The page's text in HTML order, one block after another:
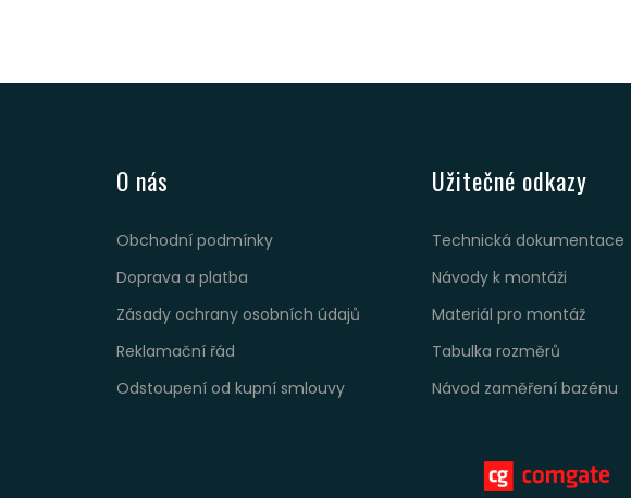
O nás
Obchodní podmínky
Doprava a platba
Zásady ochrany osobních údajů
Reklamační řád
Odstoupení od kupní smlouvy
Užitečné odkazy
Technická dokumentace
Návody k montáži
Materiál pro montáž
Tabulka rozměrů
Návod zaměření bazénu